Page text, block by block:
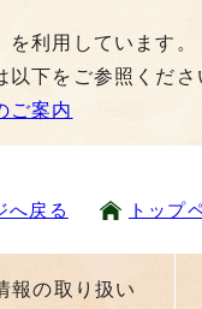
利用しています。
以下をご参照くださ
ご案内
へ戻る トップ
報の取り扱い